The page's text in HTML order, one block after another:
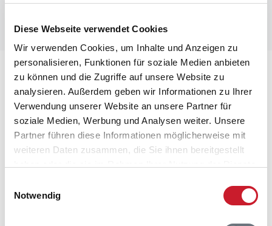
Diese Webseite verwendet Cookies
Wir verwenden Cookies, um Inhalte und Anzeigen zu
personalisieren, Funktionen für soziale Medien anbieten
zu können und die Zugriffe auf unsere Website zu
analysieren. Außerdem geben wir Informationen zu Ihrer
Verwendung unserer Website an unsere Partner für
soziale Medien, Werbung und Analysen weiter. Unsere
Partner führen diese Informationen möglicherweise mit
weiteren Daten zusammen, die Sie ihnen bereitgestellt
Notwendig
Lageplan
Adresse
Ferienhaus JJ1308
Sneppedalen 76
Houvig